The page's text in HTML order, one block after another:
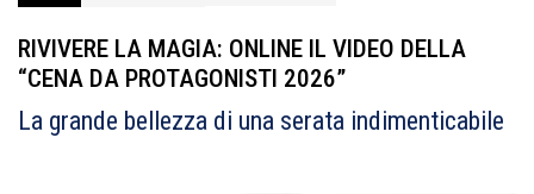
RIVIVERE LA MAGIA: ONLINE IL VIDEO DELLA
“CENA DA PROTAGONISTI 2026”
La grande bellezza di una serata indimenticabile